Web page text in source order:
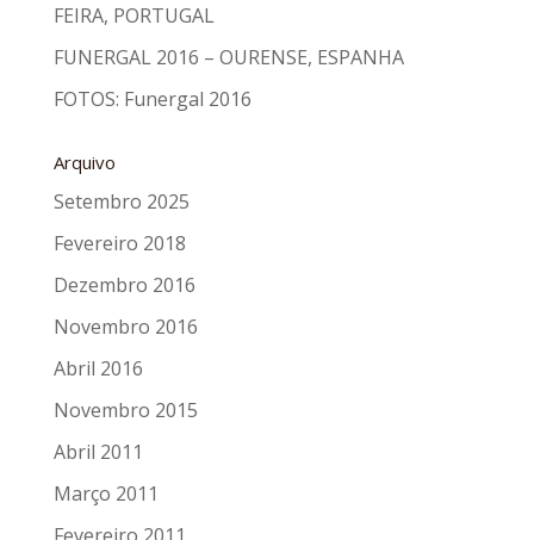
FEIRA, PORTUGAL
FUNERGAL 2016 – OURENSE, ESPANHA
FOTOS: Funergal 2016
Arquivo
Setembro 2025
Fevereiro 2018
Dezembro 2016
Novembro 2016
Abril 2016
Novembro 2015
Abril 2011
Março 2011